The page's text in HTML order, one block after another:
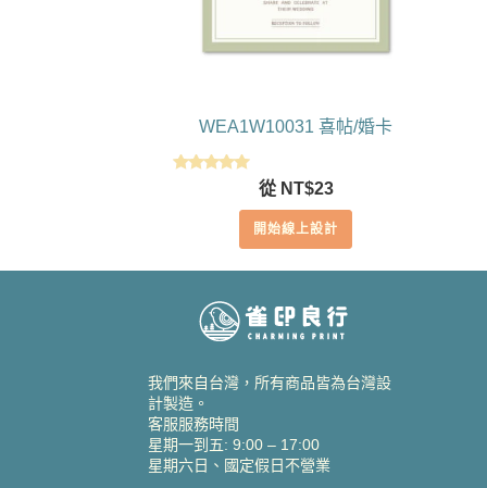
WEA1W10031 喜帖/婚卡
從 NT$23
開始線上設計
我們來自台灣，所有商品皆為台灣設
計製造。
客服服務時間
星期一到五: 9:00 – 17:00
星期六日、國定假日不營業